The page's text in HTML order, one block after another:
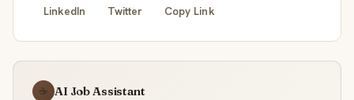
LinkedIn Twitter Copy Link
☕ AI Job Assistant